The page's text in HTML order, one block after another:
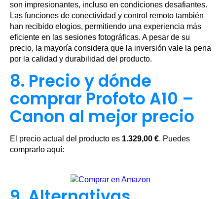
son impresionantes, incluso en condiciones desafiantes.
Las funciones de conectividad y control remoto también
han recibido elogios, permitiendo una experiencia más
eficiente en las sesiones fotográficas. A pesar de su
precio, la mayoría considera que la inversión vale la pena
por la calidad y durabilidad del producto.
8. Precio y dónde
comprar Profoto A10 –
Canon al mejor precio
El precio actual del producto es 1.329,00 €. Puedes
comprarlo aquí: